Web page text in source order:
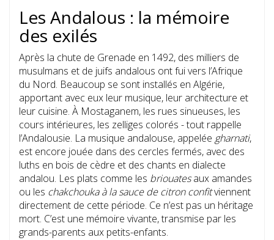
Les Andalous : la mémoire
des exilés
Après la chute de Grenade en 1492, des milliers de
musulmans et de juifs andalous ont fui vers l’Afrique
du Nord. Beaucoup se sont installés en Algérie,
apportant avec eux leur musique, leur architecture et
leur cuisine. À Mostaganem, les rues sinueuses, les
cours intérieures, les zelliges colorés - tout rappelle
l’Andalousie. La musique andalouse, appelée gharnati,
est encore jouée dans des cercles fermés, avec des
luths en bois de cèdre et des chants en dialecte
andalou. Les plats comme les briouatesaux amandes
ou les chakchouka à la sauce de citron confitviennent
directement de cette période. Ce n’est pas un héritage
mort. C’est une mémoire vivante, transmise par les
grands-parents aux petits-enfants.